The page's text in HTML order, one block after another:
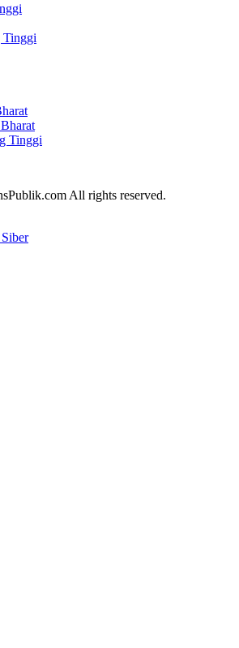
Tinggi
Tinggi
All rights reserved.